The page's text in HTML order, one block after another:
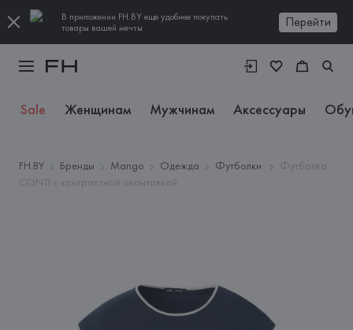
В приложении FH.BY еще удобнее покупать
товары вашей мечты
Перейти
Sale Женщинам Мужчинам Аксессуары
FH.BY Бренды Mango Одежда Футболки
Футболка
CONTI с контрастной окантовкой